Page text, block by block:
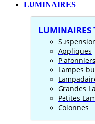
LUMINAIRES
LUMINAIRES
Appliques
Plafonniers
Lampes
Grandes
Petites
Colonnes